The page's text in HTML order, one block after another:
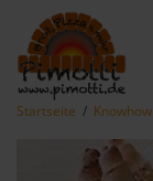
Startseite Knowhow